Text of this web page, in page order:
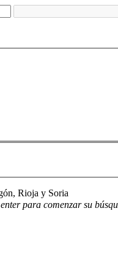
para comenzar su